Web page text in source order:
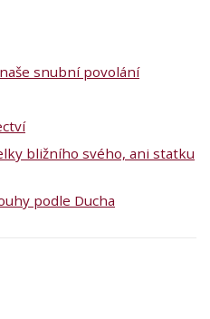
snubní povolání
bližního svého, ani statku
podle Ducha